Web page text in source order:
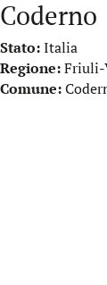
Coderno
Stato:Italia
Regione:Friuli-
Comune: